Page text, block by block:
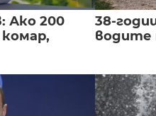
Ако 200
38-
водите